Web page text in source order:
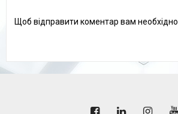
Щоб відправити коментар вам необхідно